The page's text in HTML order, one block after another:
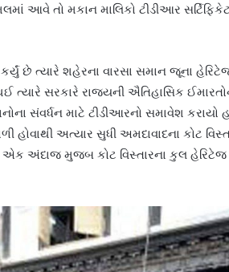
આવે તો મકાન માલિકો ટીડીઆર
છે ત્યારે શહેરના વારસા સમાન જૂના
ત્યારે સરકારે રાજ્યની ઐતિહાસિક
સંવર્ધન માટે ટીડીઆરનો સમાવેશ કરાયો
હોવાથી અત્યાર સુધી અમદાવાદના કોટ
અંદાજ મુજબ કોટ વિસ્તારના કુલ હેરિટેજ